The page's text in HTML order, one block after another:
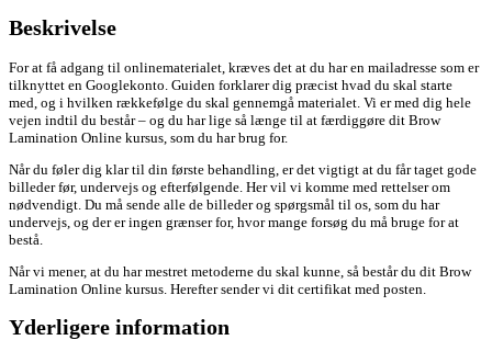
Beskrivelse
For at få adgang til onlinematerialet, kræves det at du har en mailadresse som er
tilknyttet en Googlekonto. Guiden forklarer dig præcist hvad du skal starte
med, og i hvilken rækkefølge du skal gennemgå materialet. Vi er med dig hele
vejen indtil du består – og du har lige så længe til at færdiggøre dit Brow
Lamination Online kursus, som du har brug for.
Når du føler dig klar til din første behandling, er det vigtigt at du får taget gode
billeder før, undervejs og efterfølgende. Her vil vi komme med rettelser om
nødvendigt. Du må sende alle de billeder og spørgsmål til os, som du har
undervejs, og der er ingen grænser for, hvor mange forsøg du må bruge for at
bestå.
Når vi mener, at du har mestret metoderne du skal kunne, så består du dit Brow
Lamination Online kursus. Herefter sender vi dit certifikat med posten.
Yderligere information